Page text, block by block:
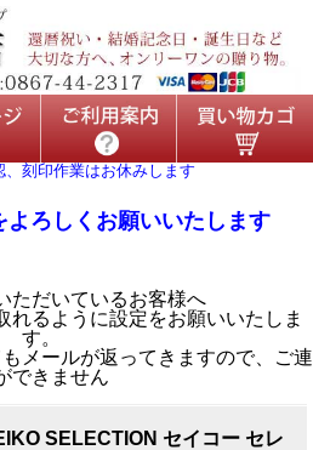
刻印作業はお休みします
ろしくお願いいたします
ただいているお客様へ
れるように設定をお願いいたしま
す。
メールが返ってきますので、ご連
できません
SELECTION セイコー セレ